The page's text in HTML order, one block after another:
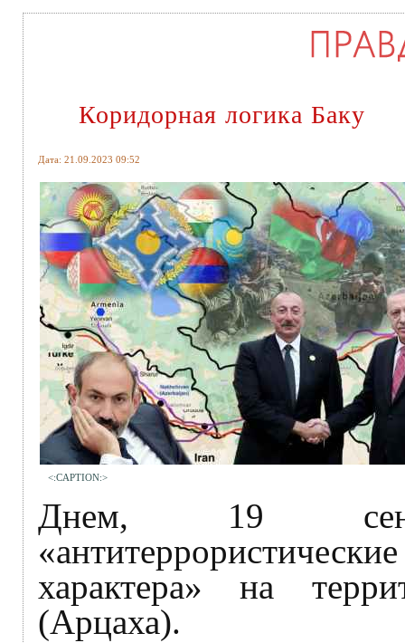
Коридорная логика Баку
Дата: 21.09.2023 09:52
<:CAPTION:>
Днем, 19
характера» на
(Арцаха).